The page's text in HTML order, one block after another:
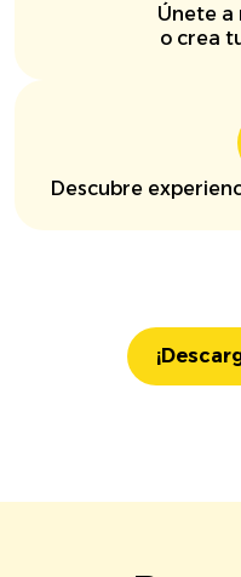
Únete a
o crea
Descubre